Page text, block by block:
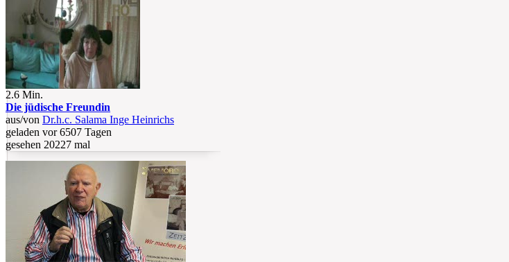
2.6 Min.
Die jüdische Freundin
aus/von Dr.h.c. Salama Inge Heinrichs
geladen vor 6507 Tagen
gesehen 20227 mal